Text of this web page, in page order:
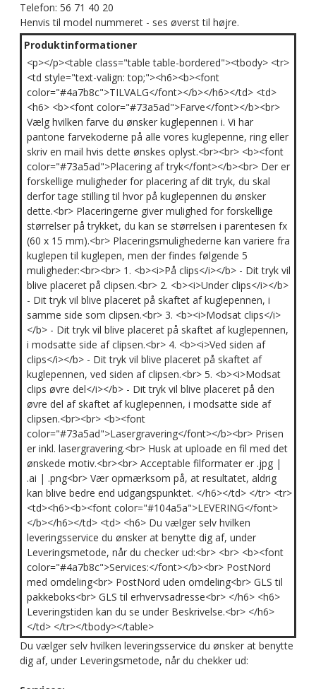
Telefon: 56 71 40 20
Henvis til model nummeret - ses øverst til højre.
Produktinformationer
<p></p><table class="table table-bordered"><tbody> <tr>
<td style="text-valign: top;"><h6><b><font
color="#4a7b8c">TILVALG</font></b></h6></td> <td>
<h6> <b><font color="#73a5ad">Farve</font></b><br>
Vælg hvilken farve du ønsker kuglepennen i. Vi har
pantone farvekoderne på alle vores kuglepenne, ring eller
skriv en mail hvis dette ønskes oplyst.<br><br> <b><font
color="#73a5ad">Placering af tryk</font></b><br> Der er
forskellige muligheder for placering af dit tryk, du skal
derfor tage stilling til hvor på kuglepennen du ønsker
dette.<br> Placeringerne giver mulighed for forskellige
størrelser på trykket, du kan se størrelsen i parentesen fx
(60 x 15 mm).<br> Placeringsmulighederne kan variere fra
kuglepen til kuglepen, men der findes følgende 5
muligheder:<br><br> 1. <b><i>På clips</i></b> - Dit tryk vil
blive placeret på clipsen.<br> 2. <b><i>Under clips</i></b>
- Dit tryk vil blive placeret på skaftet af kuglepennen, i
samme side som clipsen.<br> 3. <b><i>Modsat clips</i>
</b> - Dit tryk vil blive placeret på skaftet af kuglepennen,
i modsatte side af clipsen.<br> 4. <b><i>Ved siden af
clips</i></b> - Dit tryk vil blive placeret på skaftet af
kuglepennen, ved siden af clipsen.<br> 5. <b><i>Modsat
clips øvre del</i></b> - Dit tryk vil blive placeret på den
øvre del af skaftet af kuglepennen, i modsatte side af
clipsen.<br><br> <b><font
color="#73a5ad">Lasergravering</font></b><br> Prisen
er inkl. lasergravering.<br> Husk at uploade en fil med det
ønskede motiv.<br><br> Acceptable filformater er .jpg |
.ai | .png<br> Vær opmærksom på, at resultatet, aldrig
kan blive bedre end udgangspunktet. </h6></td> </tr> <tr>
<td><h6><b><font color="#104a5a">LEVERING</font>
</b></h6></td> <td> <h6> Du vælger selv hvilken
leveringsservice du ønsker at benytte dig af, under
Leveringsmetode, når du checker ud:<br> <br> <b><font
color="#4a7b8c">Services:</font></b><br> PostNord
med omdeling<br> PostNord uden omdeling<br> GLS til
pakkeboks<br> GLS til erhvervsadresse<br> </h6> <h6>
Leveringstiden kan du se under Beskrivelse.<br> </h6>
</td> </tr></tbody></table>
Du vælger selv hvilken leveringsservice du ønsker at benytte
dig af, under Leveringsmetode, når du chekker ud: